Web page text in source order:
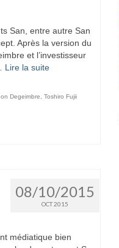
San, entre autre San
Après la version du
et l’investisseur
Lire la suite­­
Degeimbre Toshiro Fujii
08/10/2015
OCT 2015
médiatique bien